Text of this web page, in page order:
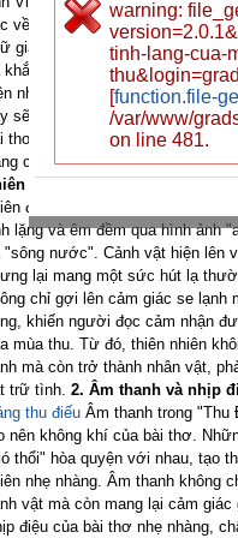
về vẻ đẹp của mùa thu và tâm
giản dị, hình ảnh tinh tế và âm
khắc họa một bức tranh mùa
những nỗi niềm trăn trở trong
sẽ phân tích nội dung, nghệ
thơ, từ đó làm nổi bật sự kết
con người. Phân Tích Nội
mùa thu
đặc trưng của mùa thu.
lặng và êm đềm qua hình ảnh
"sông nước". Cảnh vật hiện lên
lại mang một sức hút lạ
chỉ gợi lên cảm giác se lạnh
khiến người đọc cảm nhận
mùa thu. Từ đó, thiên nhiên
mà còn trở thành nhân vật,
trữ tình. 2. Âm thanh và nhịp
thu điếu Âm thanh trong "Thu
nên không khí của bài thơ.
thổi" hòa quyện với nhau, tạo
nhẹ nhàng. Âm thanh không
vật mà còn mang lại cảm giác
điệu của bài thơ nhẹ nhàng,
warning:
tinh-lang-cua-
[function.file-
/var/www/
on line 481.